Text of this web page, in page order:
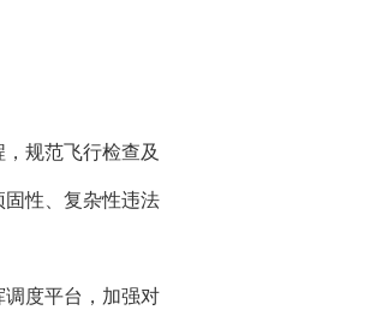
规范飞行检查及
性、复杂性违法
度平台，加强对